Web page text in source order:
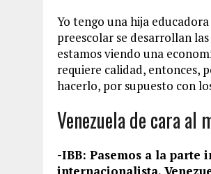
Yo tengo una hija
preescolar se desarrollan
estamos viendo una
requiere calidad, entonces,
hacerlo, por supuesto con
Venezuela de cara al
-IBB: Pasemos a la parte